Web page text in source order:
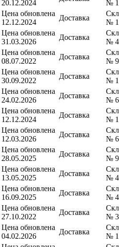
20.12.2024
№
Цена обновлена
12.12.2024
Доставка
№
Цена обновлена
31.03.2026
Доставка
№
Цена обновлена
08.07.2022
Доставка
№
Цена обновлена
30.09.2022
Доставка
№
Цена обновлена
24.02.2026
Доставка
№
Цена обновлена
12.12.2024
Доставка
№
Цена обновлена
12.03.2026
Доставка
№
Цена обновлена
28.05.2025
Доставка
№
Цена обновлена
13.05.2025
Доставка
№
Цена обновлена
16.09.2025
Доставка
№
Цена обновлена
27.10.2022
Доставка
№
Цена обновлена
04.02.2026
Доставка
№